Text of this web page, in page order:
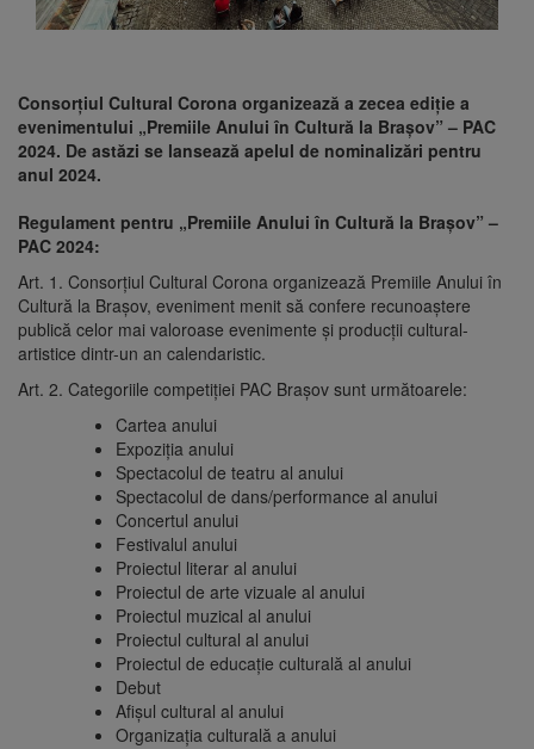
Consorțiul Cultural Corona organizează a zecea ediție a
evenimentului „Premiile Anului în Cultură la Brașov” – PAC
2024. De astăzi se lansează apelul de nominalizări pentru
anul 2024.
Regulament pentru „Premiile Anului în Cultură la Brașov” –
PAC 2024:
Art. 1. Consorțiul Cultural Corona organizează Premiile Anului în
Cultură la Brașov, eveniment menit să confere recunoaștere
publică celor mai valoroase evenimente și producții cultural-
artistice dintr-un an calendaristic.
Art. 2. Categoriile competiției PAC Brașov sunt următoarele:
Cartea anului
Expoziția anului
Spectacolul de teatru al anului
Spectacolul de dans/performance al anului
Concertul anului
Festivalul anului
Proiectul literar al anului
Proiectul de arte vizuale al anului
Proiectul muzical al anului
Proiectul cultural al anului
Proiectul de educaţie culturală al anului
Debut
Afișul cultural al anului
Organizația culturală a anului